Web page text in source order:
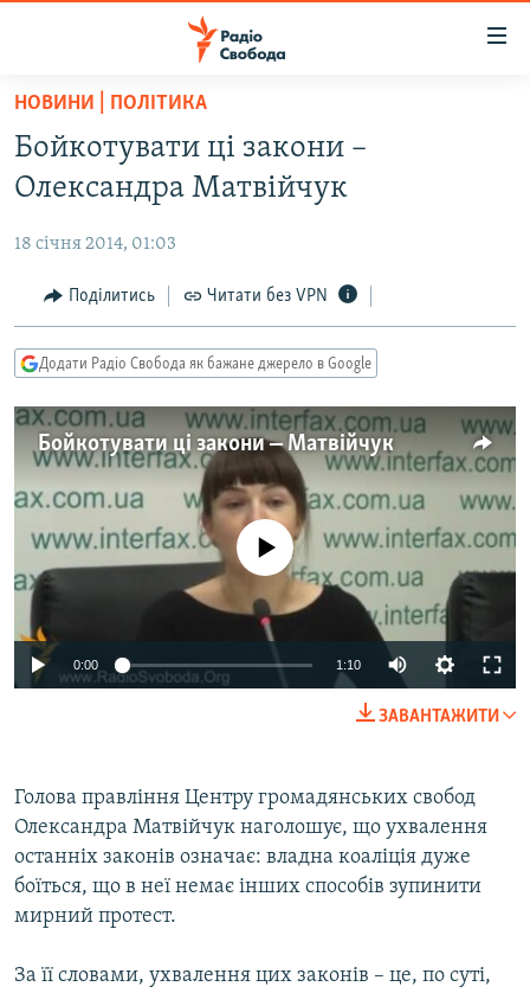
Перейти
основного
матеріалу
до
навігації
Перейти
до
ВСЕ ЗА ДОБУ
ПОЛІТИКА
ЕКОНОМІКА
КУЛЬТУРА
СПОРТ
УКРАЇНА
СВІТ
ВІЙНА
РОСІЙСЬКА «ФІЛЬТРАЦІЯ»
КРИМ.РЕАЛІЇ
ТИ ЯК?
СХЕМИ
КИТАЙ.ВИКЛИКИ
МУЛЬТИМЕДІА
ФОТО
СПЕЦПРОЄКТИ
ПОДКАСТИ
УКР
КТАТ
ДОЛУЧАЙСЯ!
НОВИНИ | ПОЛІТИКА
Бойкотувати ці закони –
Олександра Матвійчук
18 січня 2014, 01:03
Поділитись Читати без VPN
Додати Радіо Свобода як бажане джерело в Google
Бойкотувати ці закони ‒ Матвійчук
No media source currently available
0:00 1:10
ЗАВАНТАЖИТИ
Голова правління Центру громадянських свобод
Олександра Матвійчук наголошує, що ухвалення
останніх законів означає: владна коаліція дуже
боїться, що в неї немає інших способів зупинити
мирний протест.
За її словами, ухвалення цих законів – це, по суті,